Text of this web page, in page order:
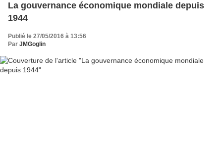
La gouvernance économique mondiale depuis
1944
Publié le 27/05/2016 à 13:56
Par JMGoglin